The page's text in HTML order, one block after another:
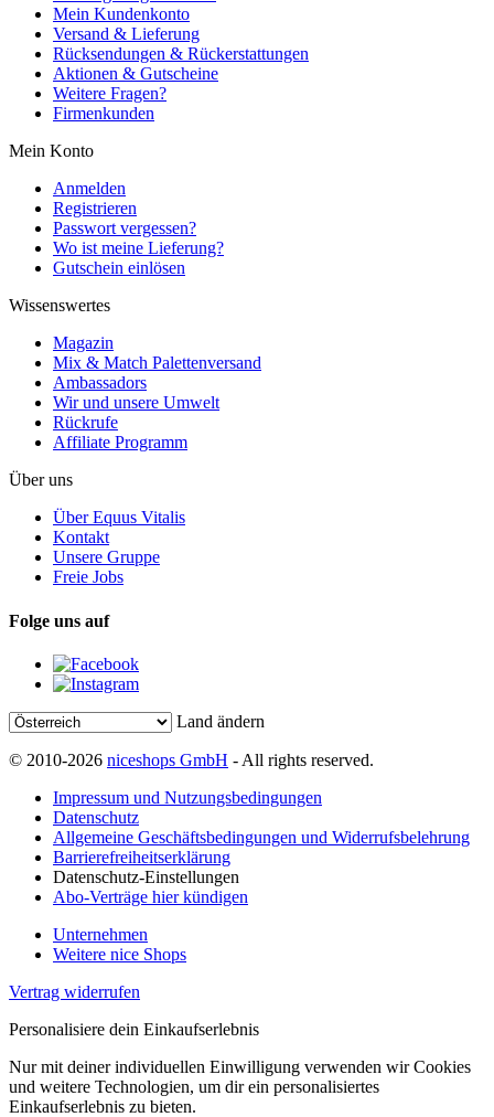
Mein Kundenkonto
Versand & Lieferung
Rücksendungen & Rückerstattungen
Aktionen & Gutscheine
Weitere Fragen?
Firmenkunden
Mein Konto
Anmelden
Registrieren
Passwort vergessen?
Wo ist meine Lieferung?
Gutschein einlösen
Wissenswertes
Magazin
Mix & Match Palettenversand
Ambassadors
Wir und unsere Umwelt
Rückrufe
Affiliate Programm
Über uns
Über Equus Vitalis
Kontakt
Unsere Gruppe
Freie Jobs
Folge uns auf
Land ändern
© 2010-2026 niceshops GmbH - All rights reserved.
Impressum und Nutzungsbedingungen
Datenschutz
Allgemeine Geschäftsbedingungen und Widerrufsbelehrung
Barrierefreiheitserklärung
Datenschutz-Einstellungen
Abo-Verträge hier kündigen
Unternehmen
Weitere nice Shops
Vertrag widerrufen
Personalisiere dein Einkaufserlebnis
Nur mit deiner individuellen Einwilligung verwenden wir Cookies
und weitere Technologien, um dir ein personalisiertes
Einkaufserlebnis zu bieten.